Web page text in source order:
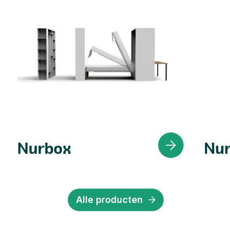
Nurbox
Alle producten